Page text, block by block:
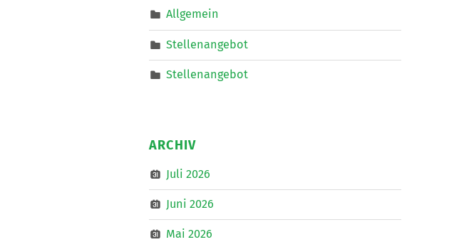
Allgemein
Stellenangebot
Stellenangebot
ARCHIV
Juli 2026
Juni 2026
Mai 2026